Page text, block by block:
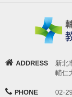
ADDRESS
新北
輔仁
PHONE 02-